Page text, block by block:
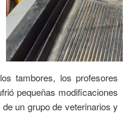
tambores, los profesores
pequeñas modificaciones
un grupo de veterinarios y